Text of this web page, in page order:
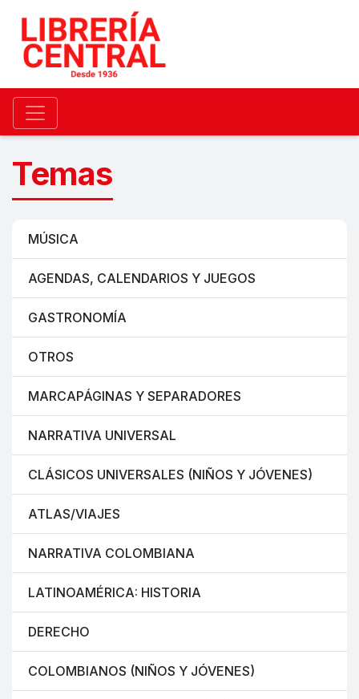
Temas
MÚSICA
AGENDAS, CALENDARIOS Y JUEGOS
GASTRONOMÍA
OTROS
MARCAPÁGINAS Y SEPARADORES
NARRATIVA UNIVERSAL
CLÁSICOS UNIVERSALES (NIÑOS Y JÓVENES)
ATLAS/VIAJES
NARRATIVA COLOMBIANA
LATINOAMÉRICA: HISTORIA
DERECHO
COLOMBIANOS (NIÑOS Y JÓVENES)